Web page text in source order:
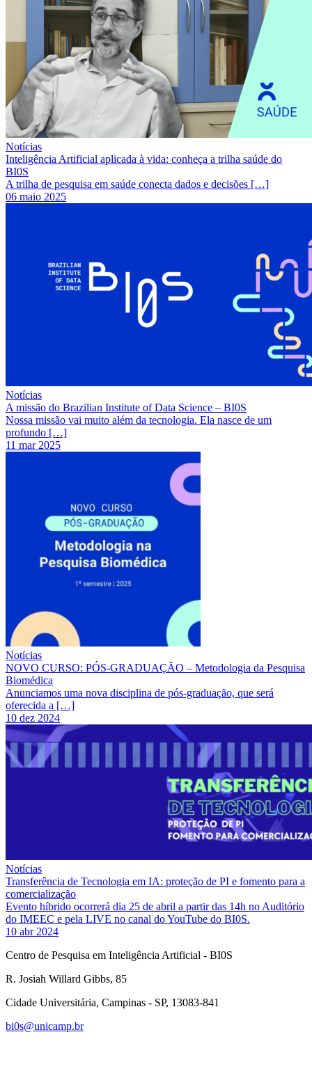
Notícias
Inteligência Artificial aplicada à vida: conheça a trilha saúde do
BI0S
A trilha de pesquisa em saúde conecta dados e decisões […]
06 maio 2025
Notícias
A missão do Brazilian Institute of Data Science – BI0S
Nossa missão vai muito além da tecnologia. Ela nasce de um
profundo […]
11 mar 2025
Notícias
NOVO CURSO: PÓS-GRADUAÇÃO – Metodologia da Pesquisa
Biomédica
Anunciamos uma nova disciplina de pós-graduação, que será
oferecida a […]
10 dez 2024
Notícias
Transferência de Tecnologia em IA: proteção de PI e fomento para a
comercialização
Evento híbrido ocorrerá dia 25 de abril a partir das 14h no Auditório
do IMEEC e pela LIVE no canal do YouTube do BI0S.
10 abr 2024
Centro de Pesquisa em Inteligência Artificial - BI0S
R. Josiah Willard Gibbs, 85
Cidade Universitária, Campinas - SP, 13083-841
bi0s@unicamp.br